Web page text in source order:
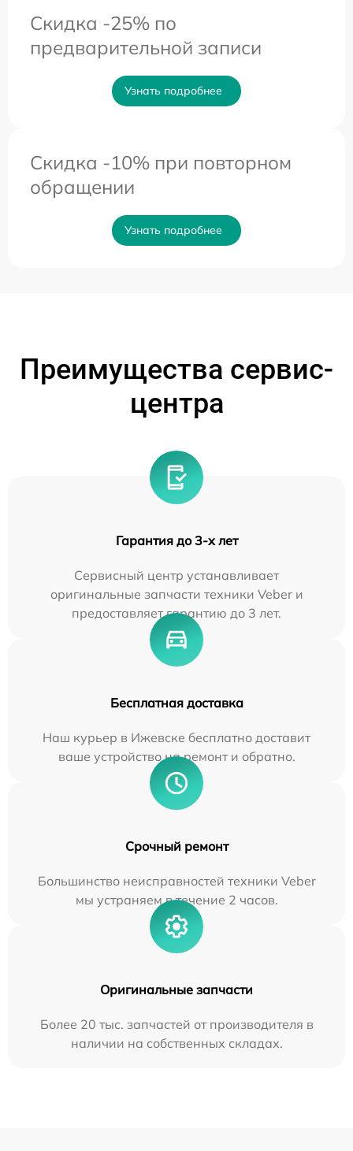
Скидка -25% по
предварительной записи
Узнать подробнее
Скидка -10% при повторном
обращении
Узнать подробнее
Преимущества сервис-
центра
Гарантия до 3-х лет
Сервисный центр устанавливает
оригинальные запчасти техники Veber и
предоставляет гарантию до 3 лет.
Бесплатная доставка
Наш курьер в Ижевске бесплатно доставит
ваше устройство на ремонт и обратно.
Срочный ремонт
Большинство неисправностей техники Veber
мы устраняем в течение 2 часов.
Оригинальные запчасти
Более 20 тыс. запчастей от производителя в
наличии на собственных складах.